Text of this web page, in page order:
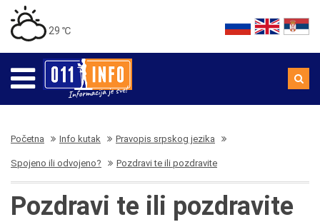
29 ℃
Početna Info kutak Pravopis srpskog jezika
Spojeno ili odvojeno? Pozdravi te ili pozdravite
Pozdravi te ili pozdravite